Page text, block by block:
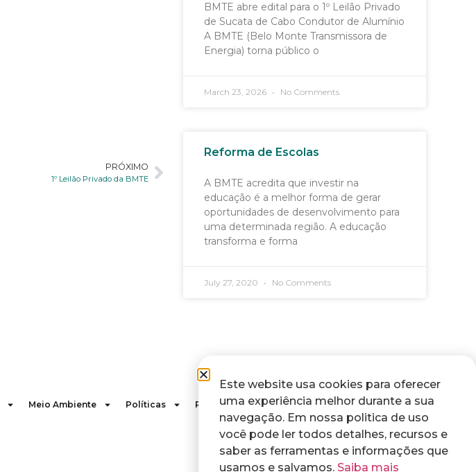
PRÓXIMO
1º Leilão Privado da BMTE
BMTE abre edital para o 1º Leilão Privado
de Sucata de Cabo Condutor de Alumínio
A BMTE (Belo Monte Transmissora de
Energia) torna público o
March 23, 2026 No Comments
Reforma de Escolas
A BMTE acredita que investir na
educação é a melhor forma de gerar
oportunidades de desenvolvimento para
uma determinada região. A educação
transforma e forma
July 27, 2020 No Comments
Meio Ambiente Políticas Recursos Humanos Contato
Este website usa cookies para oferecer
uma experiência melhor durante a sua
navegação. Em nossa politica de uso
você pode ler todos detalhes, recursos e
saber as ferramentas e informações que
usamos e salvamos. Saiba mais